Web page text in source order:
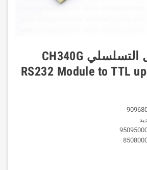
وحدة التحويل التسلسلي CH340G
RS232 Module to TTL